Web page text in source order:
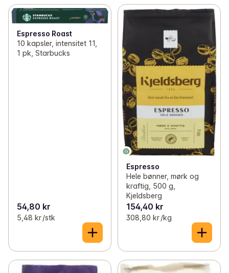
Espresso Roast
10 kapsler, intensitet 11,
1 pk, Starbucks
54,80 kr
5,48 kr /stk
Espresso
Hele bønner, mørk og
kraftig, 500 g,
Kjeldsberg
154,40 kr
308,80 kr /kg